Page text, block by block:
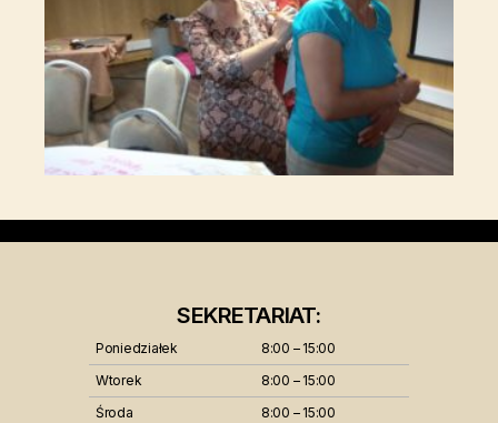
SEKRETARIAT:
Poniedziałek
8:00 – 15:00
Wtorek
8:00 – 15:00
Środa
8:00 – 15:00